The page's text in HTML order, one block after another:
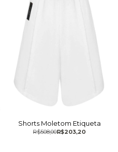
Shorts Moletom Etiqueta
R$203,20
R$508,00